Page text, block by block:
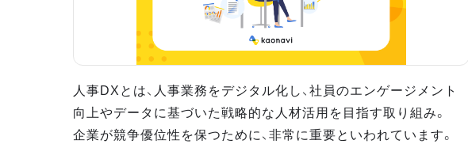
人事DXとは、人事業務をデジタル化し、社員のエンゲージメント
向上やデータに基づいた戦略的な人材活用を目指す取り組み。
企業が競争優位性を保つために、非常に重要といわれています。